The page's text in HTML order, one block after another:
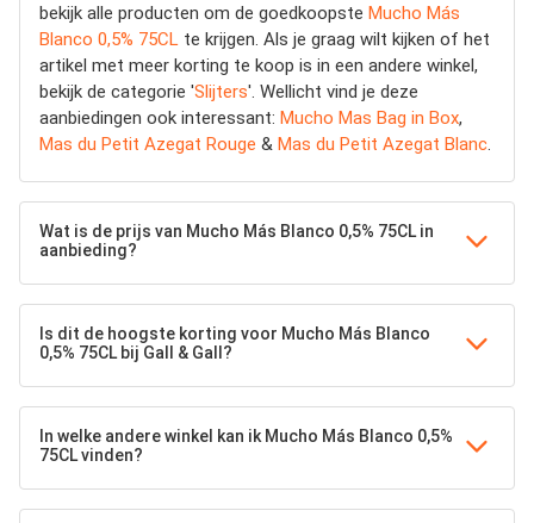
bekijk alle producten om de goedkoopste Mucho Más
Blanco 0,5% 75CL te krijgen. Als je graag wilt kijken of het
artikel met meer korting te koop is in een andere winkel,
bekijk de categorie 'Slijters'. Wellicht vind je deze
aanbiedingen ook interessant: Mucho Mas Bag in Box,
Mas du Petit Azegat Rouge & Mas du Petit Azegat Blanc.
Wat is de prijs van Mucho Más Blanco 0,5% 75CL in
aanbieding?
Is dit de hoogste korting voor Mucho Más Blanco
0,5% 75CL bij Gall & Gall?
In welke andere winkel kan ik Mucho Más Blanco 0,5%
75CL vinden?